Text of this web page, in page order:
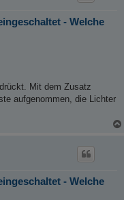
- Welche
Mit dem Zusatz
aufgenommen, die Lichter
- Welche